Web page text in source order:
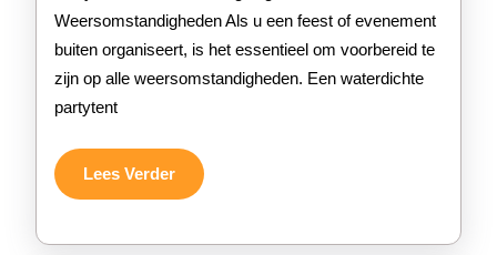
Weersomstandigheden Als u een feest of evenement
buiten organiseert, is het essentieel om voorbereid te
zijn op alle weersomstandigheden. Een waterdichte
partytent
Lees VerderLees
Verder